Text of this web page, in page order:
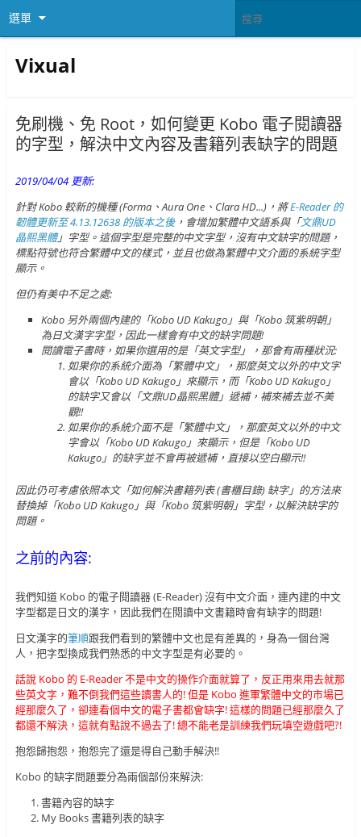
選單
Vixual
免刷機、免 Root，如何變更 Kobo 電子閱讀器
的字型，解決中文內容及書籍列表缺字的問題
2019/04/04 更新:
針對 Kobo 較新的機種 (Forma、Aura One、Clara HD...)，將E-Reader 的
韌體更新至 4.13.12638 的版本之後，會增加繁體中文語系與「文鼎UD
晶熙黑體」字型。這個字型是完整的中文字型，沒有中文缺字的問題，
標點符號也符合繁體中文的樣式，並且也做為繁體中文介面的系統字型
顯示。
但仍有美中不足之處:
Kobo 另外兩個內建的「Kobo UD Kakugo」與「Kobo 筑紫明朝」
為日文漢字字型，因此一樣會有中文的缺字問題!
閱讀電子書時，如果你選用的是「英文字型」，那會有兩種狀況:
如果你的系統介面為「繁體中文」，那麼英文以外的中文字
會以「Kobo UD Kakugo」來顯示，而「Kobo UD Kakugo」
的缺字又會以「文鼎UD晶熙黑體」遞補，補來補去並不美
觀!!
如果你的系統介面不是「繁體中文」，那麼英文以外的中文
字會以「Kobo UD Kakugo」來顯示，但是「Kobo UD
Kakugo」的缺字並不會再被遞補，直接以空白顯示!!
因此仍可考慮依照本文「如何解決書籍列表 (書櫃目錄) 缺字」的方法來
替換掉「Kobo UD Kakugo」與「Kobo 筑紫明朝」字型，以解決缺字的
問題。
之前的內容:
我們知道 Kobo 的電子閱讀器 (E-Reader) 沒有中文介面，連內建的中文
字型都是日文的漢字，因此我們在閱讀中文書籍時會有缺字的問題!
日文漢字的筆順跟我們看到的繁體中文也是有差異的，身為一個台灣
人，把字型換成我們熟悉的中文字型是有必要的。
話說 Kobo 的 E-Reader 不是中文的操作介面就算了，反正用來用去就那
些英文字，難不倒我們這些讀書人的! 但是 Kobo 進軍繁體中文的市場已
經那麼久了，卻連看個中文的電子書都會缺字! 這樣的問題已經那麼久了
都還不解決，這就有點說不過去了! 總不能老是訓練我們玩填空遊戲吧?!
抱怨歸抱怨，抱怨完了還是得自己動手解決!!
Kobo 的缺字問題要分為兩個部份來解決:
書籍內容的缺字
My Books 書籍列表的缺字